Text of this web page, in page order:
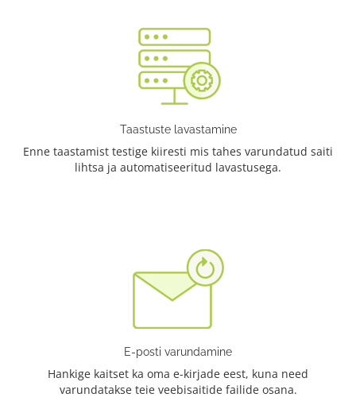
Taastuste lavastamine
Enne taastamist testige kiiresti mis tahes varundatud saiti
lihtsa ja automatiseeritud lavastusega.
E-posti varundamine
Hankige kaitset ka oma e-kirjade eest, kuna need
varundatakse teie veebisaitide failide osana.